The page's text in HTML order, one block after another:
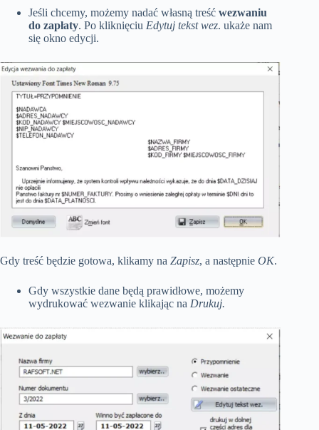
Jeśli chcemy, możemy nadać własną treść wezwaniu
do zapłaty. Po kliknięciu Edytuj tekst wez. ukaże nam
się okno edycji.
Gdy treść będzie gotowa, klikamy na Zapisz, a następnie OK.
Gdy wszystkie dane będą prawidłowe, możemy
wydrukować wezwanie klikając na Drukuj.